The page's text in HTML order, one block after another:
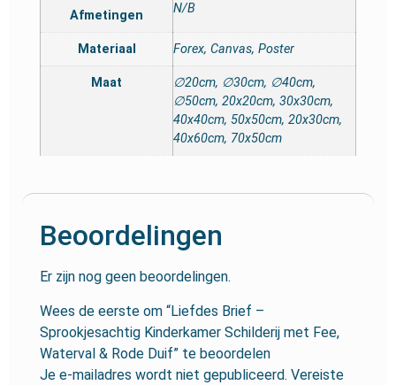
Afmetingen N/B
Materiaal Forex, Canvas, Poster
Maat
∅20cm, ∅30cm, ∅40cm,
∅50cm, 20x20cm, 30x30cm,
40x40cm, 50x50cm, 20x30cm,
40x60cm, 70x50cm
Beoordelingen
Er zijn nog geen beoordelingen.
Wees de eerste om “Liefdes Brief –
Sprookjesachtig Kinderkamer Schilderij met Fee,
Waterval & Rode Duif” te beoordelen
Je e-mailadres wordt niet gepubliceerd. Vereiste